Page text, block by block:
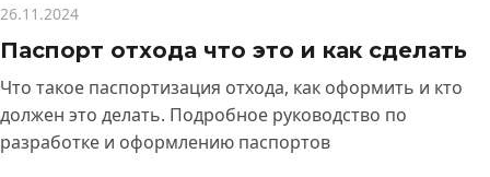
26.11.2024
Паспорт отхода что это и как сделать
Что такое паспортизация отхода, как оформить и кто
должен это делать. Подробное руководство по
разработке и оформлению паспортов